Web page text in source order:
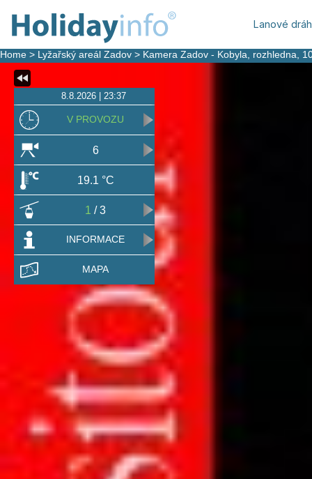
8.8.2026 | 23:37
V PROVOZU
6
19.1 °C
1 / 3
INFORMACE
MAPA
Lanové
Home > Lyžařský areál Zadov > Kamera Zadov - Kobyla, rozhledna ,